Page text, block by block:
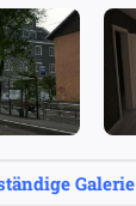
Galerie